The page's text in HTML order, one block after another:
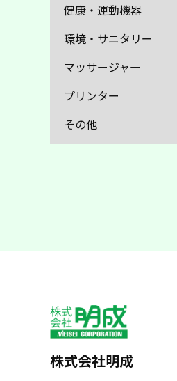
健康・運動機器
環境・サニタリー
マッサージャー
プリンター
その他
株式会社明成